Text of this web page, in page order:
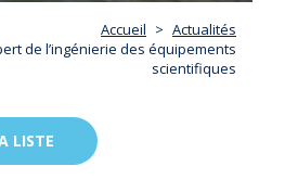
Accueil
Actualités
de l’ingénierie des équipements
scientifiques
LISTE